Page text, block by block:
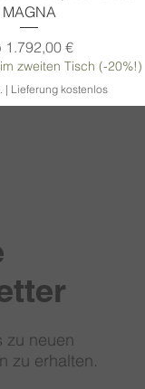
MAGNA
1.792,00 €
Preis
zweiten Tisch (-20%!)
| Lieferung kostenlos
zu neuen
zu erhalten.